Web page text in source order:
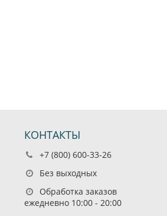
КОНТАКТЫ
+7 (800) 600-33-26
Без выходных
Обработка заказов
ежедневно 10:00 - 20:00